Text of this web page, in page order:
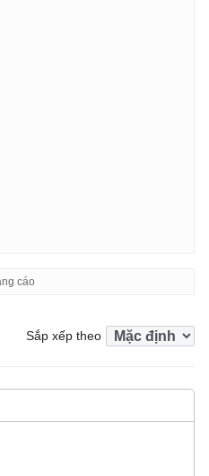
Sắp xếp theo